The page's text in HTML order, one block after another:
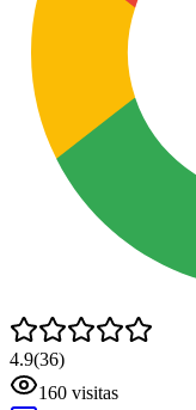
4.9(36)
160 visitas